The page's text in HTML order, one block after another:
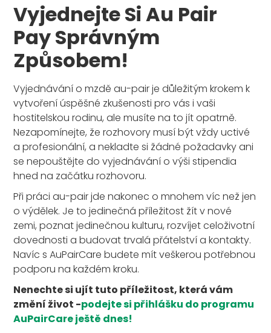
Vyjednejte Si Au Pair
Pay Správným
Způsobem!
Vyjednávání o mzdě au-pair je důležitým krokem k
vytvoření úspěšné zkušenosti pro vás i vaši
hostitelskou rodinu, ale musíte na to jít opatrně.
Nezapomínejte, že rozhovory musí být vždy uctivé
a profesionální, a nekladte si žádné požadavky ani
se nepouštějte do vyjednávání o výši stipendia
hned na začátku rozhovoru.
Při práci au-pair jde nakonec o mnohem víc než jen
o výdělek. Je to jedinečná příležitost žít v nové
zemi, poznat jedinečnou kulturu, rozvíjet celoživotní
dovednosti a budovat trvalá přátelství a kontakty.
Navíc s AuPairCare budete mít veškerou potřebnou
podporu na každém kroku.
Nenechte si ujít tuto příležitost, která vám
změní život -podejte si přihlášku do programu
AuPairCare ještě dnes!